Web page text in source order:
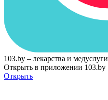
103.by – лекарства и медуслуги
Открыть в приложении 103.by
Открыть